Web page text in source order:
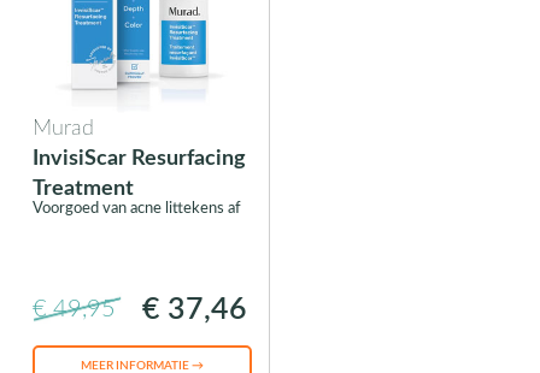
Murad
InvisiScar Resurfacing
Treatment
Voorgoed van acne littekens af
€ 49,95 € 37,46
MEER INFORMATIE →